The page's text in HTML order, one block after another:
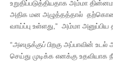
உறுதிப்படுத்தியதாக அம்மா
அதிக மன அழுத்தத்தால்
வாய்ப்பு உள்ளது,” அம்மா
“அஸருக்குப்பிறகு அப்பாவின்
செய்து முடிக்க எனக்கு உதவியாக நீ